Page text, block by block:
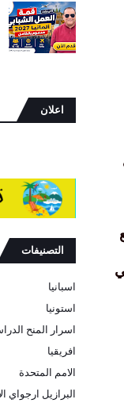
اعلان
التصنيفات
اسبانيا
استونيا
اسرار المنح
افريقيا
الامم المتحدة
البرازيل ارجواي